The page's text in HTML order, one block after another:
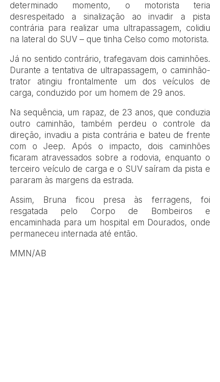
determinado momento, o motorista teria
desrespeitado a sinalização ao invadir a pista
contrária para realizar uma ultrapassagem, colidiu
na lateral do SUV – que tinha Celso como motorista.
Já no sentido contrário, trafegavam dois caminhões.
Durante a tentativa de ultrapassagem, o caminhão-
trator atingiu frontalmente um dos veículos de
carga, conduzido por um homem de 29 anos.
Na sequência, um rapaz, de 23 anos, que conduzia
outro caminhão, também perdeu o controle da
direção, invadiu a pista contrária e bateu de frente
com o Jeep. Após o impacto, dois caminhões
ficaram atravessados sobre a rodovia, enquanto o
terceiro veículo de carga e o SUV saíram da pista e
pararam às margens da estrada.
Assim, Bruna ficou presa às ferragens, foi
resgatada pelo Corpo de Bombeiros e
encaminhada para um hospital em Dourados, onde
permaneceu internada até então.
MMN/AB